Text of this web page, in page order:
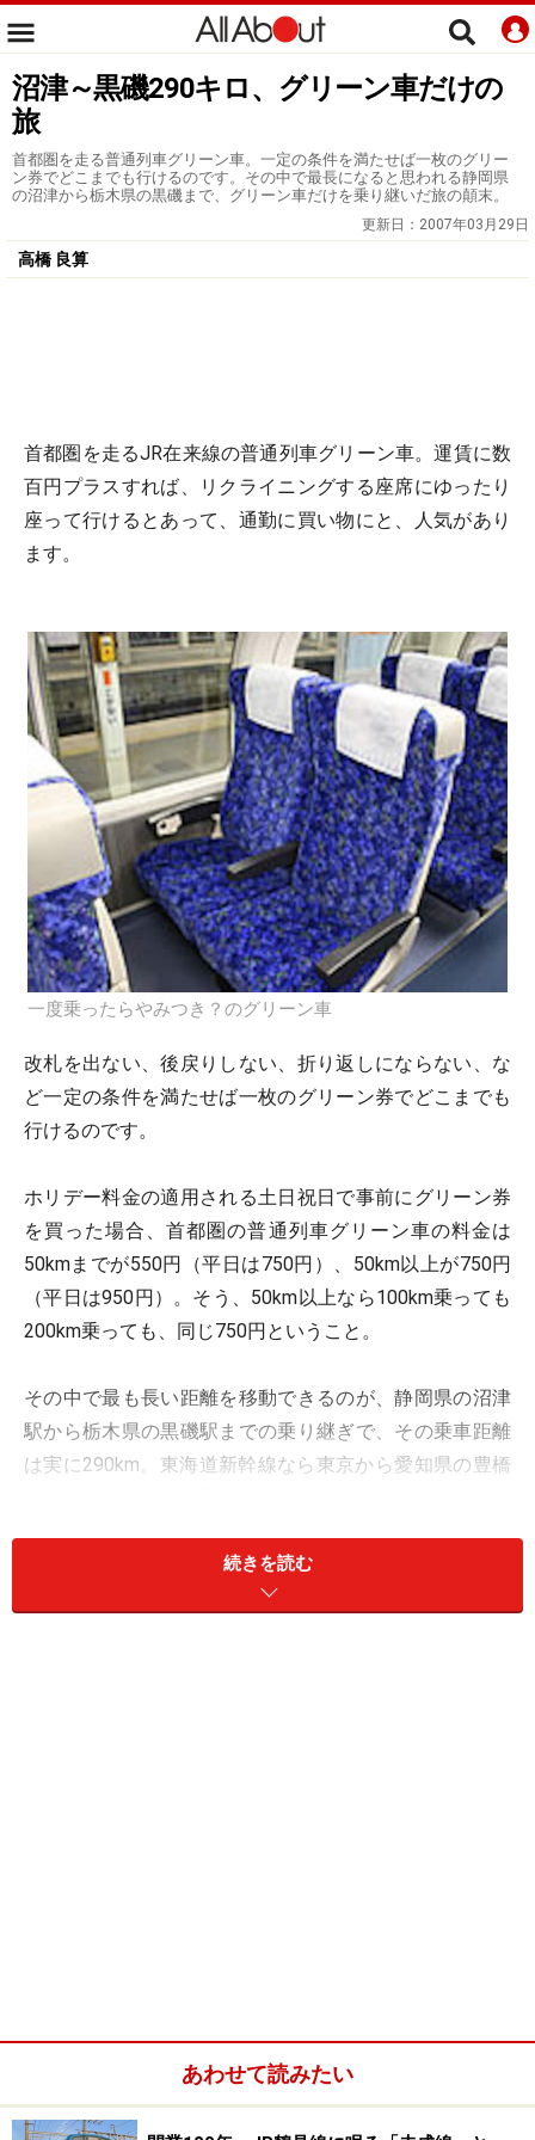
沼津～黒磯290キロ、グリーン車だけの
旅
首都圏を走る普通列車グリーン車。一定の条件を満たせば一枚のグリー
ン券でどこまでも行けるのです。その中で最長になると思われる静岡県
の沼津から栃木県の黒磯まで、グリーン車だけを乗り継いだ旅の顛末。
更新日： 2007年03月29日
高橋 良算
首都圏を走るJR在来線の普通列車グリーン車。運賃に数
百円プラスすれば、リクライニングする座席にゆったり
座って行けるとあって、通勤に買い物にと、人気があり
ます。
一度乗ったらやみつき？のグリーン車
改札を出ない、後戻りしない、折り返しにならない、な
ど一定の条件を満たせば一枚のグリーン券でどこまでも
行けるのです。
ホリデー料金の適用される土日祝日で事前にグリーン券
を買った場合、首都圏の普通列車グリーン車の料金は
50kmまでが550円（平日は750円）、50km以上が750円
（平日は950円）。そう、50km以上なら100km乗っても
200km乗っても、同じ750円ということ。
その中で最も長い距離を移動できるのが、静岡県の沼津
駅から栃木県の黒磯駅までの乗り継ぎで、その乗車距離
は実に290km。東海道新幹線なら東京から愛知県の豊橋
どうせ乗るなら長い距離を行ったほうがお得……などと考
えるのはちょっと貧乏くさいですが、でも実際そうなの
・全区間を明るいうちに乗る
そんな諸条件を勘案した結果、今回実際に乗車した行程
続きを読む
あわせて読みたい